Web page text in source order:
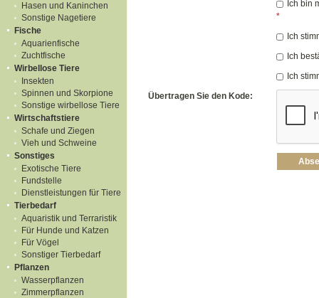
Hasen und Kaninchen
Sonstige Nagetiere
Fische
Aquarienfische
Zuchtfische
Wirbellose Tiere
Insekten
Spinnen und Skorpione
Sonstige wirbellose Tiere
Wirtschaftstiere
Schafe und Ziegen
Vieh und Schweine
Sonstiges
Exotische Tiere
Fundstelle
Dienstleistungen für Tiere
Tierbedarf
Aquaristik und Terraristik
Für Hunde und Katzen
Für Vögel
Sonstiger Tierbedarf
Pflanzen
Wasserpflanzen
Zimmerpflanzen
Ich bin
*
Ich
Ich
Ich
Übertragen Sie den Kode: